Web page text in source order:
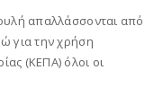
απαλλάσσονται από
για την χρήση
(ΚΕΠΑ) όλοι οι